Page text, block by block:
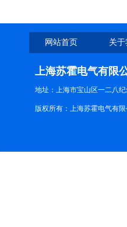
网站首页 关
上海苏霍电气有限
地址：上海市宝山区一二八纪
版权所有：上海苏霍电气有